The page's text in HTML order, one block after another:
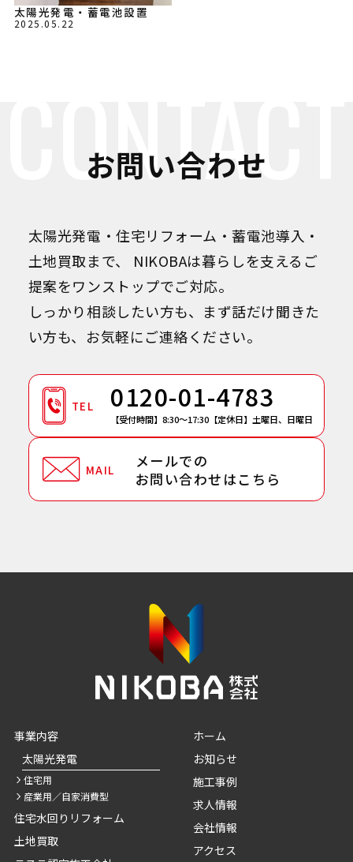
太陽光発電・蓄電池設置
2025.05.22
CONTACT
お問い合わせ
太陽光発電・住宅リフォーム・蓄電池導入・
土地買取まで、
NIKOBAは暮らしを支えるご
提案をワンストップでご対応。
しっかり相談したい方も、まず話だけ聞きた
い方も、お気軽にご連絡ください。
TEL 0120-01-4783
【受付時間】8:30～17:30 【定休日】土曜日、日曜日
MAIL
メールでの
お問い合わせはこちら
事業内容
太陽光発電
住宅用
産業用／自家消費型
住宅水回りリフォーム
土地買取
ホーム
お知らせ
施工事例
求人情報
会社情報
アクセス